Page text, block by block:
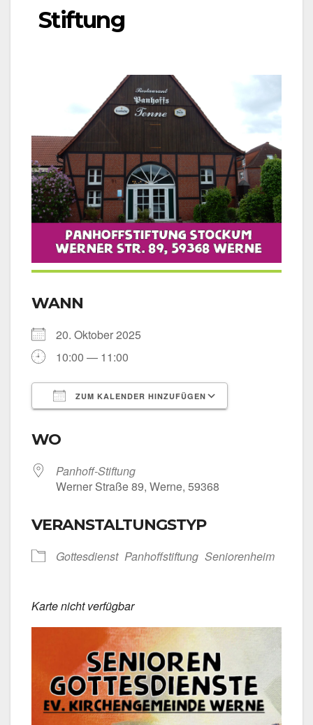
Stiftung
WANN
20. Okto­ber 2025
10:00 — 11:00
ZUM KALENDER HINZUFÜGEN
WO
Panhoff-Stiftung
Wer­ner Stra­ße 89, Wer­ne, 59368
VERANSTALTUNGSTYP
Got­tes­dienst Pan­hoff­stif­tung Senio­ren­heim
Kar­te nicht ver­füg­bar